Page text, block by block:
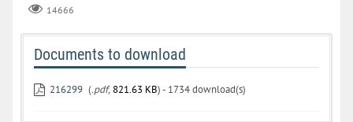
14666
Documents to download
216299 (.pdf, 821.63 KB) - 1734 download(s)